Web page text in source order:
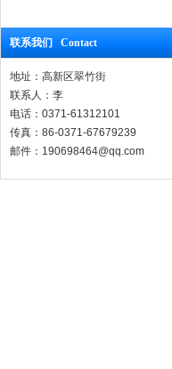
联系我们 Contact
地址：高新区翠竹街
联系人：李
电话：0371-61312101
传真：86-0371-67679239
邮件：190698464@qq.com